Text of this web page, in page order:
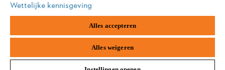
safari edge
Wettelijke kennisgeving
Alles accepteren
Alles weigeren